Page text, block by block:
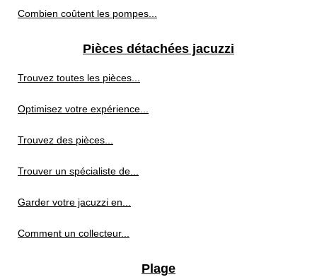
Combien coûtent les pompes...
Pièces détachées jacuzzi
Trouvez toutes les pièces...
Optimisez votre expérience...
Trouvez des pièces...
Trouver un spécialiste de...
Garder votre jacuzzi en...
Comment un collecteur...
Plage